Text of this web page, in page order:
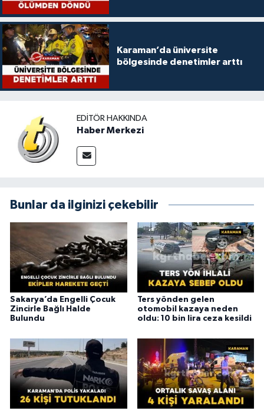
Karaman’da üniversite
bölgesinde denetimler arttı
EDITÖR HAKKINDA
Haber Merkezi
Bunlar da ilginizi çekebilir
Sakarya’da Engelli Çocuk
Zincirle Bağlı Halde
Bulundu
Ters yönden gelen
otomobil kazaya neden
oldu: 10 bin lira ceza kesildi